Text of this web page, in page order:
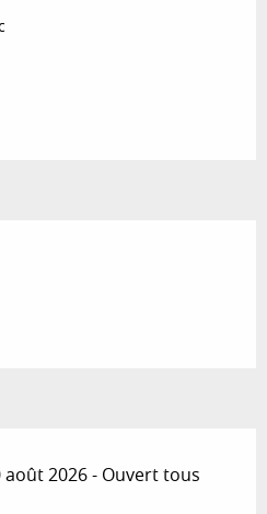
août 2026 - Ouvert tous